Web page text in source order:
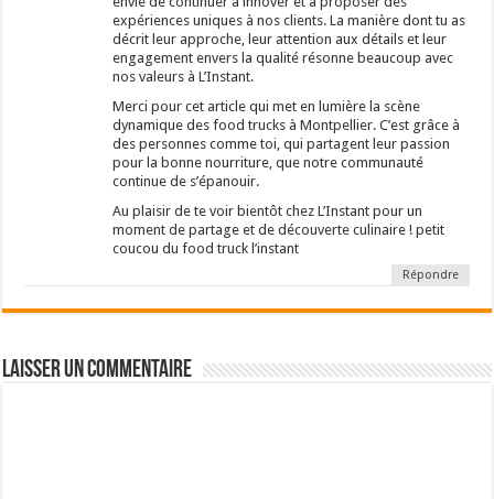
expériences uniques à nos clients. La manière dont tu as
décrit leur approche, leur attention aux détails et leur
engagement envers la qualité résonne beaucoup avec
nos valeurs à L’Instant.
Merci pour cet article qui met en lumière la scène
dynamique des food trucks à Montpellier. C’est grâce à
des personnes comme toi, qui partagent leur passion
pour la bonne nourriture, que notre communauté
continue de s’épanouir.
Au plaisir de te voir bientôt chez L’Instant pour un
moment de partage et de découverte culinaire ! petit
coucou du food truck l’instant
Répondre
Laisser un commentaire